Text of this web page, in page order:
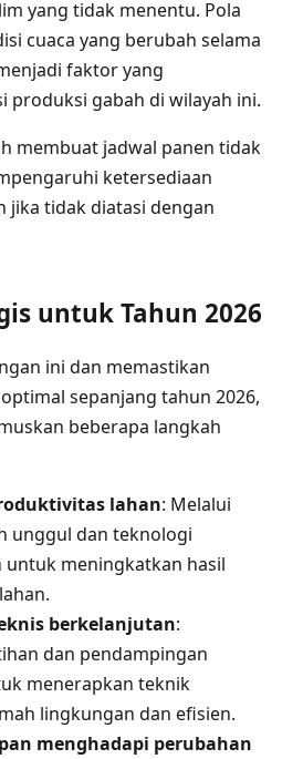
yang tidak menentu. Pola
cuaca yang berubah selama
faktor yang
produksi gabah di wilayah ini.
membuat jadwal panen tidak
ketersediaan
jika tidak diatasi dengan
untuk Tahun 2026
ini dan memastikan
sepanjang tahun 2026,
beberapa langkah
lahan: Melalui
unggul dan teknologi
meningkatkan hasil
berkelanjutan:
dan pendampingan
menerapkan teknik
lingkungan dan efisien.
menghadapi perubahan